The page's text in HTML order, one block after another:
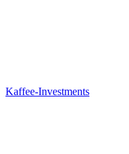
Kaffee-Investments